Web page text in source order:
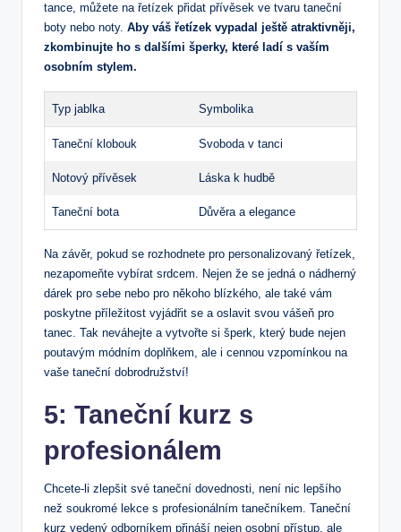
tance, můžete na řetízek přidat přívěsek ve tvaru taneční
boty nebo noty. Aby váš řetízek vypadal ještě atraktivněji,
zkombinujte ho s dalšími šperky, které ladí s vaším
osobním stylem.
Typ jablka Symbolika
Taneční klobouk Svoboda v tanci
Notový přívěsek Láska k hudbě
Taneční bota Důvěra a elegance
Na závěr, pokud se rozhodnete pro personalizovaný řetízek,
nezapomeňte vybírat srdcem. Nejen že se jedná o nádherný
dárek pro sebe nebo pro někoho blízkého, ale také vám
poskytne příležitost vyjádřit se a oslavit svou vášeň pro
tanec. Tak neváhejte a vytvořte si šperk, který bude nejen
poutavým módním doplňkem, ale i cennou vzpomínkou na
vaše taneční dobrodružství!
5: Taneční kurz s
profesionálem
Chcete-li zlepšit své taneční dovednosti, není nic lepšího
než soukromé lekce s profesionálním tanečníkem. Taneční
kurz vedený odborníkem přináší nejen osobní přístup, ale